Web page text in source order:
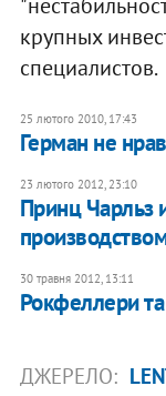
крупных
специалистов.
25 лютого 2010, 17:43
Герман не
23 лютого 2012, 23:10
Принц Чарльз
30 травня 2012, 13:11
Рокфеллери
ДЖЕРЕЛО: